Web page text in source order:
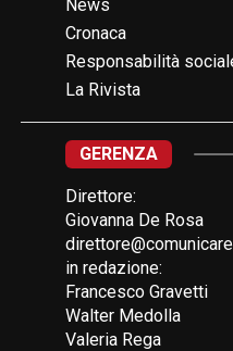
News
Cronaca
Responsabilità
La Rivista
GERENZA
Direttore:
Giovanna De Rosa
in redazione:
Francesco Gravetti
Walter Medolla
Valeria Rega